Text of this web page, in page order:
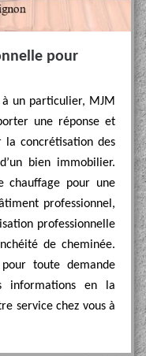
pour
un particulier, MJM
une réponse et
la concrétisation des
bien immobilier.
chauffage pour une
professionnel,
professionnelle
de cheminée.
toute demande
informations en la
service chez vous à